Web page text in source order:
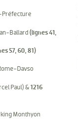
Préfecture
Ballard (lignes 41,
57, 60, 81)
Davso
Paul) & 1216
Monthyon